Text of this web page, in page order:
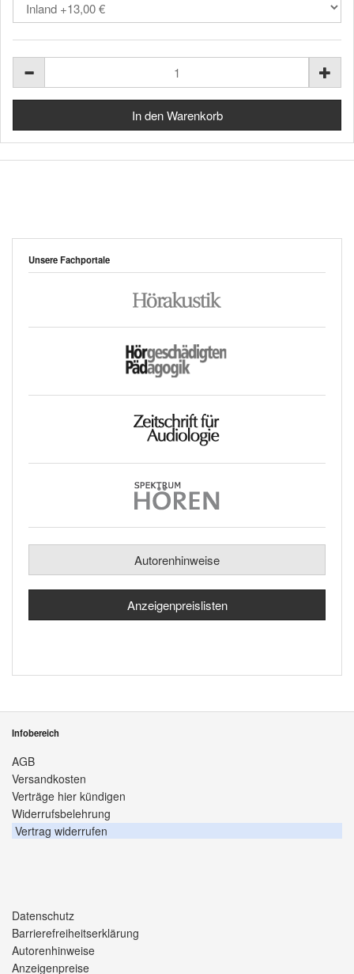
Unsere Fachportale
Autorenhinweise
Anzeigenpreislisten
Infobereich
AGB
Versandkosten
Verträge hier kündigen
Widerrufsbelehrung
Vertrag widerrufen
Datenschutz
Barrierefreiheitserklärung
Autorenhinweise
Anzeigenpreise